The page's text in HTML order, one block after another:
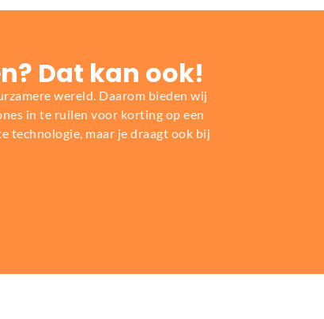
Dat kan ook!
wereld. Daarom bieden wij
in te ruilen voor korting op een
technologie, maar je draagt ook bij